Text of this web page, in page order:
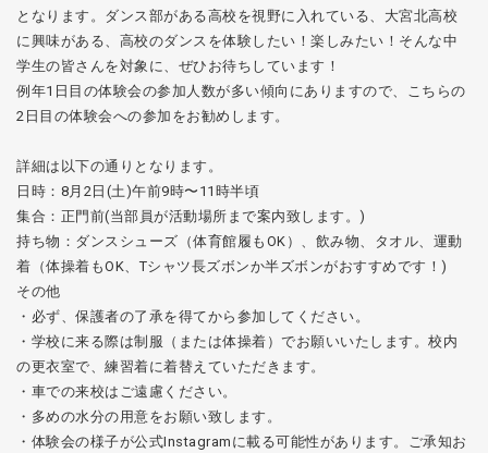
となります。ダンス部がある高校を視野に入れている、大宮北高校
に興味がある、高校のダンスを体験したい！楽しみたい！そんな中
学生の皆さんを対象に、ぜひお待ちしています！
例年1日目の体験会の参加人数が多い傾向にありますので、こちらの
2日目の体験会への参加をお勧めします。
詳細は以下の通りとなります。
日時：8月2日(土)午前9時〜11時半頃
集合：正門前(当部員が活動場所まで案内致します。)
持ち物：ダンスシューズ（体育館履もOK）、飲み物、タオル、運動
着（体操着もOK、Tシャツ長ズボンか半ズボンがおすすめです！)
その他
・必ず、保護者の了承を得てから参加してください。
・学校に来る際は制服（または体操着）でお願いいたします。校内
の更衣室で、練習着に着替えていただきます。
・車での来校はご遠慮ください。
・多めの水分の用意をお願い致します。
・体験会の様子が公式Instagramに載る可能性があります。ご承知お